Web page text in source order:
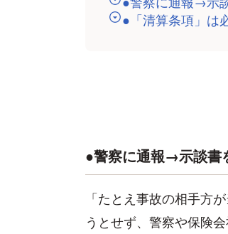
●「清算条項」は
●警察に通報→示談書
「たとえ事故の相手方
うとせず、警察や保険